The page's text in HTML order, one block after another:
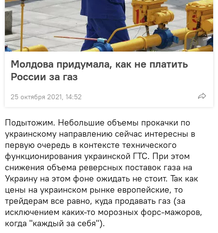
Молдова придумала, как не платить
России за газ
25 октября 2021, 14:52
Подытожим. Небольшие объемы прокачки по
украинскому направлению сейчас интересны в
первую очередь в контексте технического
функционирования украинской ГТС. При этом
снижения объема реверсных поставок газа на
Украину на этом фоне ожидать не стоит. Так как
цены на украинском рынке европейские, то
трейдерам все равно, куда продавать газ (за
исключением каких-то морозных форс-мажоров,
когда "каждый за себя").